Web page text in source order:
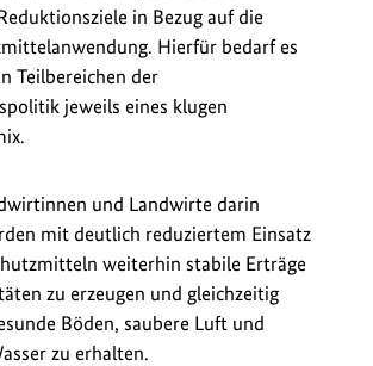
in Bezug auf die
Hierfür bedarf es
Teilbereichen der
jeweils eines klugen
und Landwirte darin
mit deutlich reduziertem Einsatz
weiterhin stabile Erträge
zu erzeugen und gleichzeitig
Böden, saubere Luft und
zu erhalten.